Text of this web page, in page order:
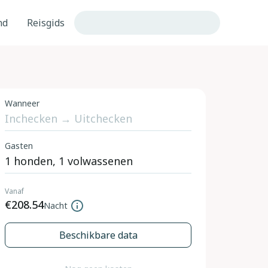
Reisgids
Wanneer
Gasten
Vanaf
€208.54Nacht
Beschikbare data